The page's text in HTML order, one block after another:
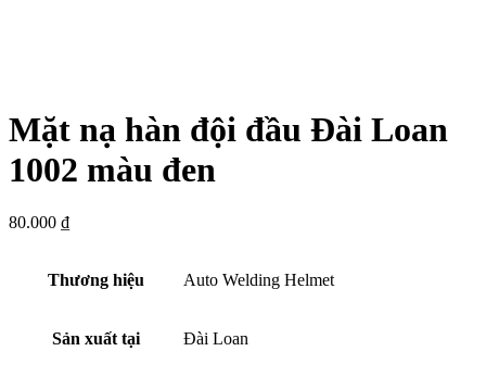
Mặt nạ hàn đội đầu Đài Loan
1002 màu đen
80.000 ₫
Thương hiệu Auto Welding Helmet
Sản xuất tại Đài Loan